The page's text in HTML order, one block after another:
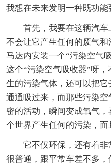
我想在未来发明一种既功能
首先，我要在这辆汽车
不会让它产生任何的废气
马达内安装一个“污染空气
这个“污染空气吸收器”呀
生的污染气体，还可以把
通通吸过来，而那些污染
密的活动，瞬间变成氧气
个世界产生任何的污染，而
它不仅环保，还有着
很普通，跟平常车差不多